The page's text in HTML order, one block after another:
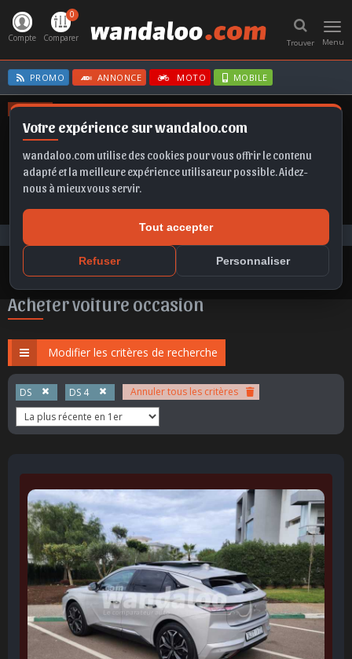
Votre expérience sur wandaloo.com
wandaloo.com utilise des cookies pour vous offrir le contenu
adapté et la meilleure expérience utilisateur possible. Aidez-
nous à mieux vous servir.
Tout accepter
Refuser Personnaliser
Menu
Trouver
Compte
0
Comparer
PROMO ANNONCE MOTO MOBILE
OFFRES
FABIA FRONTERA EV FORMENTOR
Voiture Occasion Maroc Acheter DS DS 4 occasion au Maroc
Acheter voiture occasion
Modifier les critères de recherche
DS DS 4 Annuler tous les critères